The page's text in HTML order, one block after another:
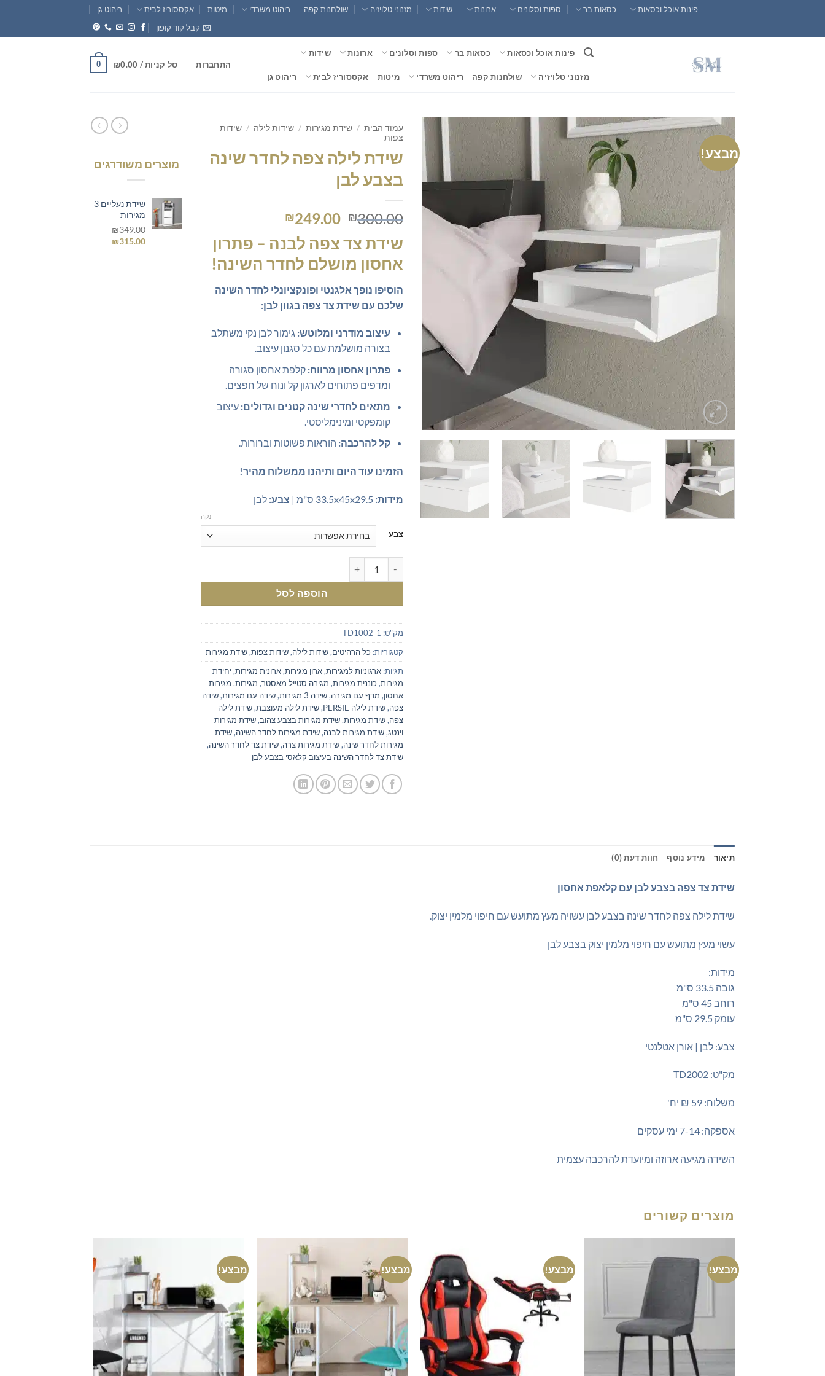
content
פינות אוכל וכסאות כסאות בר ספות וסלונים ארונות שידות מזנוני טלויזיה שולחנות קפה ריהוט משרדי מיטות אקססוריז לבית
ריהוט גן
קבל קוד קופון
פינות אוכל וכסאות כסאות בר ספות וסלונים ארונות שידות
מזנוני טלויזיה שולחנות קפה ריהוט משרדי מיטות אקססוריז לבית ריהוט גן
התחברות סל קניות / ₪0.00
0
מבצע!
עמוד הבית / שידת מגירות / שידות לילה / שידות
צפות
שידת לילה צפה לחדר שינה
בצבע לבן
₪300.00
המחיר
המקורי
היה:
₪300.00.
₪249.00
הוא:
₪249.00.
שידת צד צפה לבנה – פתרון
אחסון מושלם לחדר השינה!
הוסיפו נופך אלגנטי ופונקציונלי לחדר השינה
שלכם עם שידת צד צפה בגוון לבן:
עיצוב מודרני ומלוטש: גימור לבן נקי משתלב
בצורה מושלמת עם כל סגנון עיצוב.
פתרון אחסון מרווח: קלפת אחסון סגורה
ומדפים פתוחים לארגון קל ונוח של חפצים.
מתאים לחדרי שינה קטנים וגדולים: עיצוב
קומפקטי ומינימליסטי.
קל להרכבה: הוראות פשוטות וברורות.
הזמינו עוד היום ותיהנו ממשלוח מהיר!
מידות: צבע: לבן
צבע
נקה
הוספה לסל
מק"ט: TD1002-1
קטגוריות: כל הרהיטים,שידות לילה,שידות צפות,שידת מגירות
תגיות: ארגוניות למגירות,ארון מגירות,ארונית מגירות,יחידת
מגירות, כוננית מגירות, מגירה סטייל מאסטר, מגירות, מגירות
אחסון, מדף עם מגירה,שידה 3 מגירות ,שידה עם מגירות,שידה
צפה,שידת לילה PERSIE ,שידת לילה מעוצבת,שידת לילה
צפה,שידת מגירות,שידת מגירות בצבע צהוב,שידת מגירות
וינטג,שידת מגירות לבנה,שידת מגירות לחדר השינה,שידת
מגירות לחדר שינה,שידת מגירות צרה,שידת צד לחדר השינה,
שידת צד לחדר השינה בעיצוב קלאסי בצבע לבן
מוצרים משודרגים
שידת נעליים 3
מגירות
₪349.00
המחיר ₪315.00
תיאור מידע נוסף חוות דעת (0)
שידת צד צפה בצבע לבן עם קלאפת אחסון
שידת לילה צפה לחדר שינה בצבע לבן עשויה מעץ מתועש עם חיפוי מלמין יצוק.
עשוי מעץ מתועש עם חיפוי מלמין יצוק בצבע לבן
מידות:
גובה 33.5 ס"מ
רוחב 45 ס"מ
עומק 29.5 ס"מ
צבע: לבן | אורן אטלנטי
מק"ט: TD2002
משלוח: 59 ₪ יח'
אספקה: 7-14 ימי עסקים
השידה מגיעה ארוזה ומיועדת להרכבה עצמית
מוצרים קשורים
מבצע! מבצע! מבצע! מבצע!